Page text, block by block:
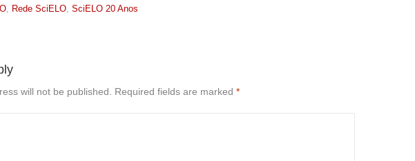
Rede SciELO SciELO 20 Anos
will not be published. Required fields are marked *